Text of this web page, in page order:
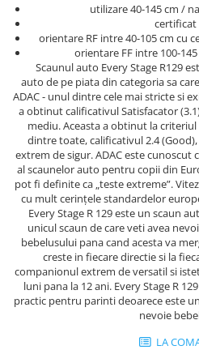
utilizare 40-145 cm /
certificat
orientare RF intre 40-105 cm cu
orientare FF intre 100-
Scaunul auto Every Stage R129
auto de pe piata din categoria sa
ADAC - unul dintre cele mai stricte si
a obtinut calificativul Satisfacator
mediu. Aceasta a obtinut la
dintre toate, calificativul 2.4
extrem de sigur. ADAC este
al scaunelor auto pentru copii din
pot fi definite ca „teste extreme”.
cu mult cerințele standardelor
Every Stage R 129 este un scaun
unicul scaun de care veti avea
bebelusului pana cand acesta va
creste in fiecare directie si la
companionul extrem de versatil si
luni pana la 12 ani. Every Stage R
practic pentru parinti deoarece este
nevoie
LA